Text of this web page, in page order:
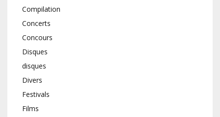
Compilation
Concerts
Concours
Disques
disques
Divers
Festivals
Films